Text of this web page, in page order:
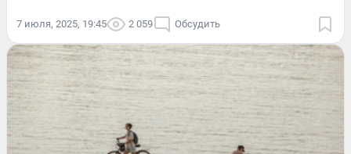
7 июля, 2025, 19:45 2 059 Обсудить